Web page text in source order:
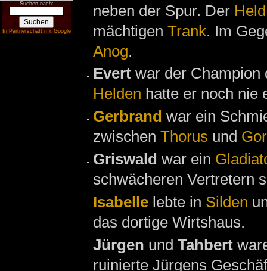
Suchen nach:
In Partnerschaft mit Google
neben der Spur. Der Held
mächtigen Trank. Im
Anog.
Evert war der Champion
Helden hatte er noch nie
Gerbrand war ein
zwischen Thorus und
Griswald war ein
schwächeren Vertretern
Isabelle lebte in Silden
das dortige Wirtshaus.
Jürgen und Tahbert
ruinierte Jürgens